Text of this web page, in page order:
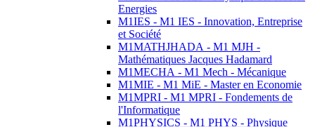
Energies
M1IES - M1 IES - Innovation, Entreprise
et Société
M1MATHJHADA - M1 MJH -
Mathématiques Jacques Hadamard
M1MECHA - M1 Mech - Mécanique
M1MIE - M1 MiE - Master en Economie
M1MPRI - M1 MPRI - Fondements de
l'Informatique
M1PHYSICS - M1 PHYS - Physique